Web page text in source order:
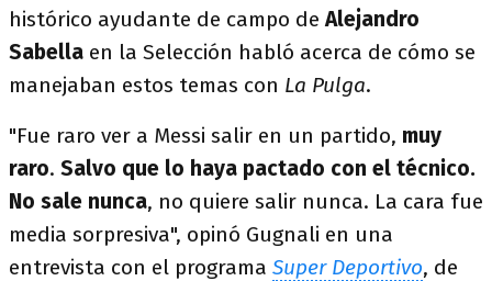
histórico ayudante de campo deAlejandro
Sabella en la Selección habló acerca de cómo se
manejaban estos temas con La Pulga.
"Fue raro ver a Messi salir en un partido, muy
raro. Salvo que lo haya pactado con el técnico.
No sale nunca, no quiere salir nunca. La cara fue
media sorpresiva", opinó Gugnali en una
entrevista con el programa Super Deportivo, de